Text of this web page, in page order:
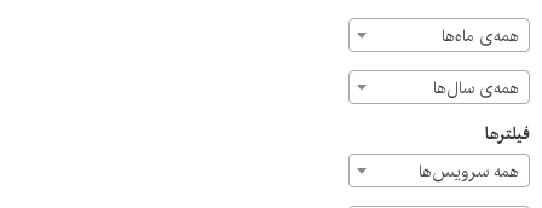
همه‌ی ماه‌ها
همه‌ی سال‌ها
فیلترها
همه سرویس‌ها